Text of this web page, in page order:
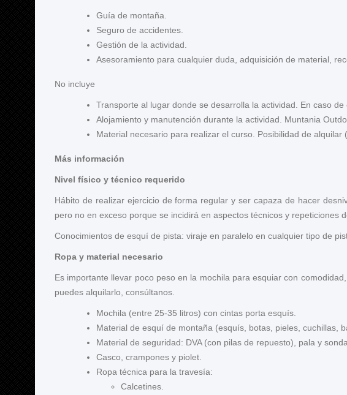
Guía de montaña.
Seguro de accidentes.
Gestión de la actividad.
Asesoramiento para cualquier duda, adquisición de material,
No incluye
Transporte al lugar donde se desarrolla la actividad. En caso
Alojamiento y manutención durante la actividad. Muntania
Material necesario para realizar el curso. Posibilidad de alquilar
Más información
Nivel físico y técnico requerido
Hábito de realizar ejercicio de forma regular y ser capaza de hacer
pero no en exceso porque se incidirá en aspectos técnicos y repeticiones
Conocimientos de esquí de pista: viraje en paralelo en cualquier tipo de
Ropa y material necesario
Es importante llevar poco peso en la mochila para esquiar con
puedes alquilarlo, consúltanos.
Mochila (entre 25-35 litros) con cintas porta esquís.
Material de esquí de montaña (esquís, botas, pieles, cuchillas,
Material de seguridad: DVA (con pilas de repuesto), pala y sonda.
Casco, crampones y piolet.
Ropa técnica para la travesía:
Calcetines.